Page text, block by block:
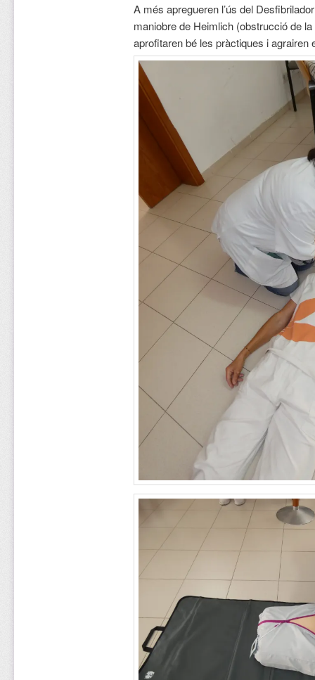
A més apregueren l’ús del
maniobre de Heimlich (obstrucció de
aprofitaren bé les pràctiques i